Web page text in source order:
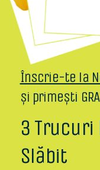
Înscrie-te la
și primești
3
Slăbit